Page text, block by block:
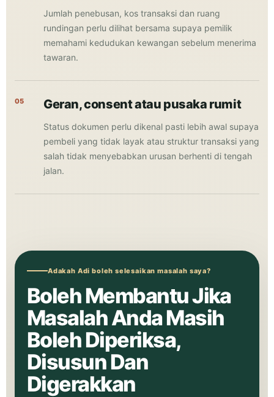
Jumlah penebusan, kos transaksi dan ruang
rundingan perlu dilihat bersama supaya pemilik
memahami kedudukan kewangan sebelum menerima
tawaran.
05 Geran, consent atau pusaka rumit
Status dokumen perlu dikenal pasti lebih awal supaya
pembeli yang tidak layak atau struktur transaksi yang
salah tidak menyebabkan urusan berhenti di tengah
jalan.
Adakah Adi boleh selesaikan masalah saya?
Boleh Membantu Jika
Masalah Anda Masih
Boleh Diperiksa,
Disusun Dan
Digerakkan